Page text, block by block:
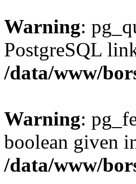
Warning:
PostgreSQL
/data/www/
Warning:
boolean given
/data/www/